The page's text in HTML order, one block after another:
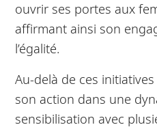
ouvrir ses portes aux
affirmant ainsi son
l’égalité.
Au-delà de ces initiatives
son action dans une
sensibilisation avec